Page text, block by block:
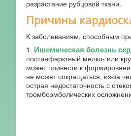
разрастание рубцовой ткани.
Причины
К заболеваниям, способным
1. Ишемическая болезнь
постинфарктный мелко- или
может привести к
не может сокращаться, из-за
острая недостаточность с
тромбоэмболических